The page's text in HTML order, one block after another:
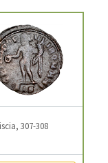
307-308